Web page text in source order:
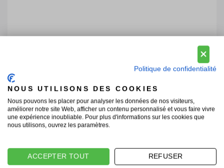
Politique de confidentialité
NOUS UTILISONS DES COOKIES
Nous pouvons les placer pour analyser les données de nos visiteurs,
améliorer notre site Web, afficher un contenu personnalisé et vous faire vivre
une expérience inoubliable. Pour plus d'informations sur les cookies que
nous utilisons, ouvrez les paramètres.
ACCEPTER TOUT REFUSER